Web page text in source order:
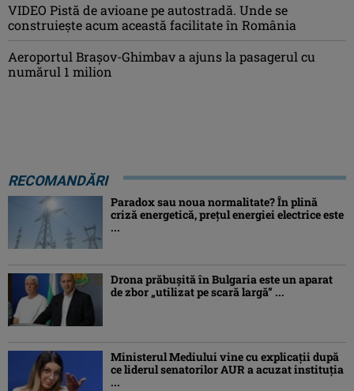
VIDEO Pistă de avioane pe autostradă. Unde se
construiește acum această facilitate în România
Aeroportul Brașov-Ghimbav a ajuns la pasagerul cu
numărul 1 milion
RECOMANDĂRI
Paradox sau noua normalitate? În plină
criză energetică, prețul energiei electrice este
...
Drona prăbuşită în Bulgaria este un aparat
de zbor „utilizat pe scară largă” ...
Ministerul Mediului vine cu explicații după
ce liderul senatorilor AUR a acuzat instituția
...